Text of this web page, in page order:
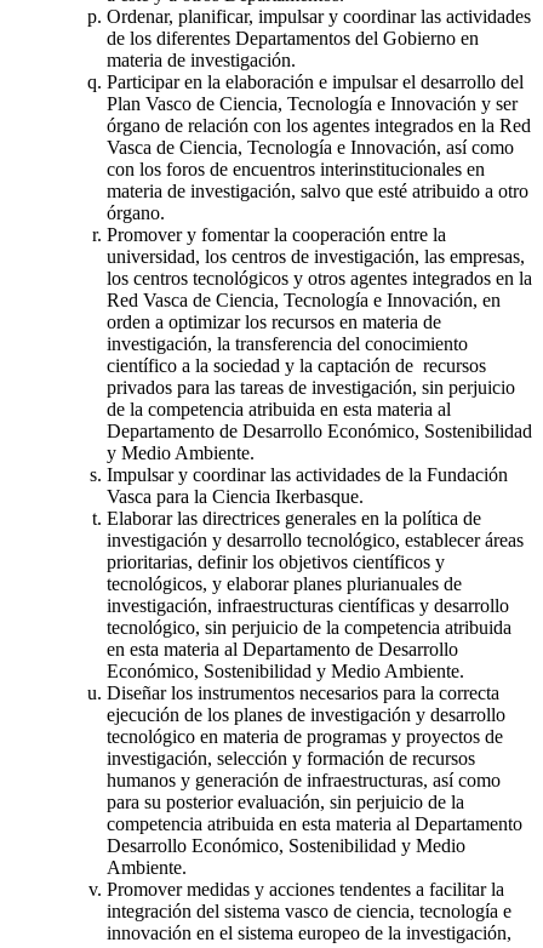
Ordenar, planificar, impulsar y coordinar las actividades
de los diferentes Departamentos del Gobierno en
materia de investigación.
Participar en la elaboración e impulsar el desarrollo del
Plan Vasco de Ciencia, Tecnología e Innovación y ser
órgano de relación con los agentes integrados en la Red
Vasca de Ciencia, Tecnología e Innovación, así como
con los foros de encuentros interinstitucionales en
materia de investigación, salvo que esté atribuido a otro
órgano.
Promover y fomentar la cooperación entre la
universidad, los centros de investigación, las empresas,
los centros tecnológicos y otros agentes integrados en la
Red Vasca de Ciencia, Tecnología e Innovación, en
orden a optimizar los recursos en materia de
investigación, la transferencia del conocimiento
científico a la sociedad y la captación de recursos
privados para las tareas de investigación, sin perjuicio
de la competencia atribuida en esta materia al
Departamento de Desarrollo Económico, Sostenibilidad
y Medio Ambiente.
Impulsar y coordinar las actividades de la Fundación
Vasca para la Ciencia Ikerbasque.
Elaborar las directrices generales en la política de
investigación y desarrollo tecnológico, establecer áreas
prioritarias, definir los objetivos científicos y
tecnológicos, y elaborar planes plurianuales de
investigación, infraestructuras científicas y desarrollo
tecnológico, sin perjuicio de la competencia atribuida
en esta materia al Departamento de Desarrollo
Económico, Sostenibilidad y Medio Ambiente.
Diseñar los instrumentos necesarios para la correcta
ejecución de los planes de investigación y desarrollo
tecnológico en materia de programas y proyectos de
investigación, selección y formación de recursos
humanos y generación de infraestructuras, así como
para su posterior evaluación, sin perjuicio de la
competencia atribuida en esta materia al Departamento
Desarrollo Económico, Sostenibilidad y Medio
Ambiente.
Promover medidas y acciones tendentes a facilitar la
integración del sistema vasco de ciencia, tecnología e
innovación en el sistema europeo de la investigación,